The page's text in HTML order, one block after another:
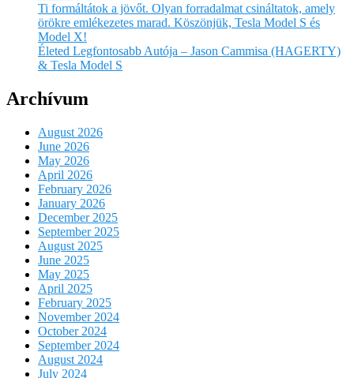
Ti formáltátok a jövőt. Olyan forradalmat csináltatok, amely
örökre emlékezetes marad. Köszönjük, Tesla Model S és
Model X!
Életed Legfontosabb Autója – Jason Cammisa (HAGERTY)
& Tesla Model S
Archívum
August 2026
June 2026
May 2026
April 2026
February 2026
January 2026
December 2025
September 2025
August 2025
June 2025
May 2025
April 2025
February 2025
November 2024
October 2024
September 2024
August 2024
July 2024